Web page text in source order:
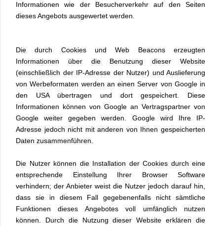
Informationen wie der Besucherverkehr auf den Seiten
dieses Angebots ausgewertet werden.
Die durch Cookies und Web Beacons erzeugten
Informationen über die Benutzung dieser Website
(einschließlich der IP-Adresse der Nutzer) und Auslieferung
von Werbeformaten werden an einen Server von Google in
den USA übertragen und dort gespeichert. Diese
Informationen können von Google an Vertragspartner von
Google weiter gegeben werden. Google wird Ihre IP-
Adresse jedoch nicht mit anderen von Ihnen gespeicherten
Daten zusammenführen.
Die Nutzer können die Installation der Cookies durch eine
entsprechende Einstellung Ihrer Browser Software
verhindern; der Anbieter weist die Nutzer jedoch darauf hin,
dass sie in diesem Fall gegebenenfalls nicht sämtliche
Funktionen dieses Angebotes voll umfänglich nutzen
können. Durch die Nutzung dieser Website erklären die